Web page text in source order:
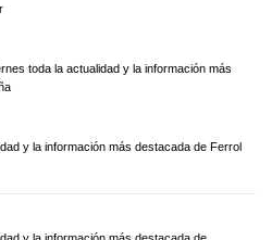
toda la actualidad y la información más
y la información más destacada de Ferrol